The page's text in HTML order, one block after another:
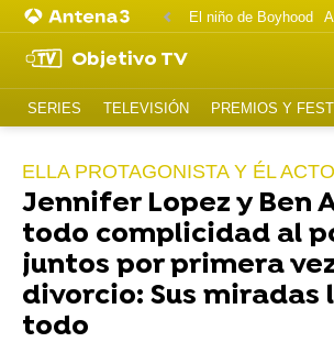
El niño de Boyhood
Objetivo TV
SERIES TELEVISIÓN PREMIOS Y
ELLA PROTAGONISTA Y ÉL
Jennifer Lopez y Ben
todo complicidad al
juntos por primera
divorcio: Sus miradas
todo